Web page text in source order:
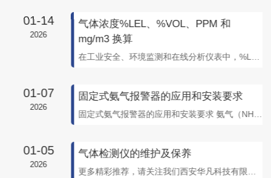
01-14
2026
气体浓度%LEL、%VOL、PPM 和
mg/m3 换算
在工业安全、环境监测和在线分析仪表中，%LEL、%VOL、PPM 和 mg/m³ 是常见的气体浓度单位。理解它们的含义并掌握相互间的换算方法，对正确解读仪表读数、评估风险至关重要。一、常用单位详解1.1 %LEL（爆炸下限百分比）含义：指可燃气体在空气中能够发生爆炸的.低体积浓度的百分比。用途：专门用于可燃气...
01-07
2026
固定式氨气报警器的应用和安装要求
固定式氨气报警器的应用和安装要求 氨气（NH3），无机化合物，无色有刺激性恶臭的气味，易溶于水，氨与酸作用得可到铵盐，氨气主要用作制冷剂及制取铵盐和氮肥、复合肥料、硝酸、铵盐、纯碱等。室内空气中氨气主要来自建筑施工中使用的混凝土添加剂，添加剂中含有大量氨内物质，通过使用手持式氨气报警器得知在墙体中随着温度、湿度等...
01-05
2026
气体检测仪的维护及保养
更多精彩推荐，请关注我们西安华凡科技有限公司 气体检测仪一种可连续检测作业环境中易燃易爆、有毒有害气体浓度的仪器，可以保护工作人员免受毒性气体的危害。气体检测仪以其坚固的外壳和可靠的性能，保证了工作人员的人身安全。为了确保气体检测仪的正常工作状态，我们就要对其进行基本的维护和保养措施。1。尽量保持每天工作之后对气...